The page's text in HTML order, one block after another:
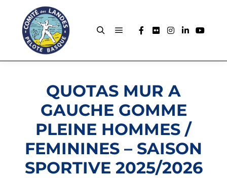
QUOTAS MUR A
GAUCHE GOMME
PLEINE HOMMES /
FEMININES – SAISON
SPORTIVE 2025/2026